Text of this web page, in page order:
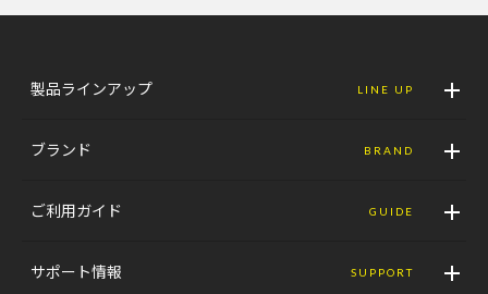
製品ラインアップ LINE UP
ブランド BRAND
ご利用ガイド GUIDE
サポート情報 SUPPORT